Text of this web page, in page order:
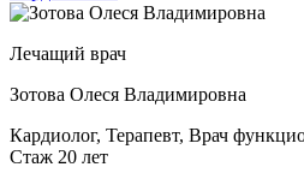
Лечащий врач
Зотова Олеся Владимировна
Кардиолог, Терапевт, Врач
Стаж 20 лет